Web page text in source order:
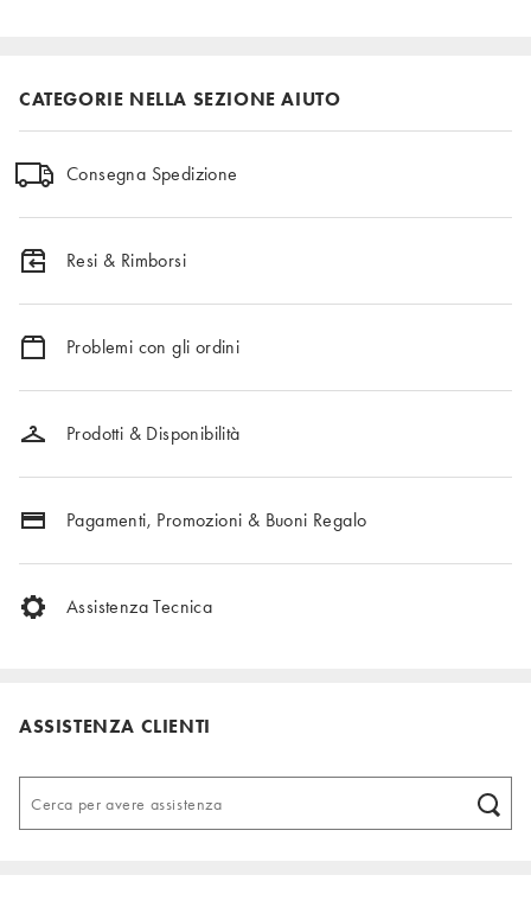
CATEGORIE NELLA SEZIONE AIUTO
Consegna Spedizione
Resi & Rimborsi
Problemi con gli ordini
Prodotti & Disponibilità
Pagamenti, Promozioni & Buoni Regalo
Assistenza Tecnica
ASSISTENZA CLIENTI